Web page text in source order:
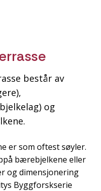
består av
og
er som oftest søyler.
bærebjelkene eller
og dimensjonering
Byggforskserie